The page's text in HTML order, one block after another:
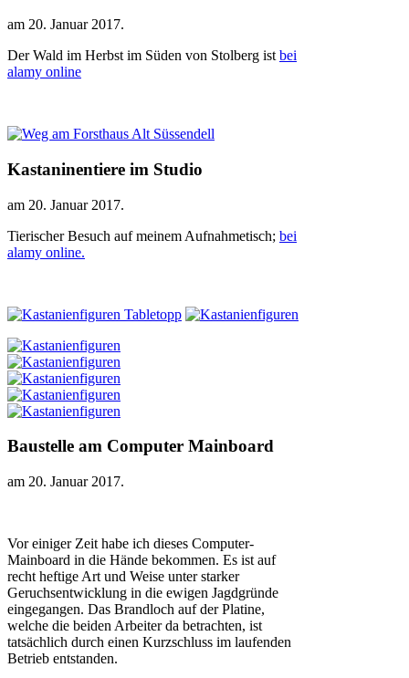
am 20. Januar 2017.
Der Wald im Herbst im Süden von Stolberg ist bei
alamy online
Kastaninentiere im Studio
am 20. Januar 2017.
Tierischer Besuch auf meinem Aufnahmetisch; bei
alamy online.
Baustelle am Computer Mainboard
am 20. Januar 2017.
Vor einiger Zeit habe ich dieses Computer-
Mainboard in die Hände bekommen. Es ist auf
recht heftige Art und Weise unter starker
Geruchsentwicklung in die ewigen Jagdgründe
eingegangen. Das Brandloch auf der Platine,
welche die beiden Arbeiter da betrachten, ist
tatsächlich durch einen Kurzschluss im laufenden
Betrieb entstanden.